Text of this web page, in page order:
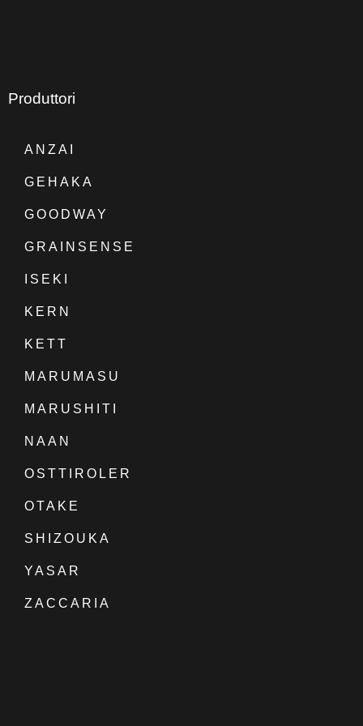
Produttori
ANZAI
GEHAKA
GOODWAY
GRAINSENSE
ISEKI
KERN
KETT
MARUMASU
MARUSHITI
NAAN
OSTTIROLER
OTAKE
SHIZOUKA
YASAR
ZACCARIA